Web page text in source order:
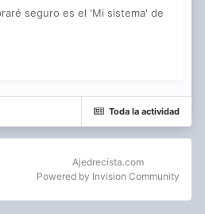
seguro es el 'Mi sistema' de
Toda la actividad
Ajedrecista.com
Powered by Invision Community